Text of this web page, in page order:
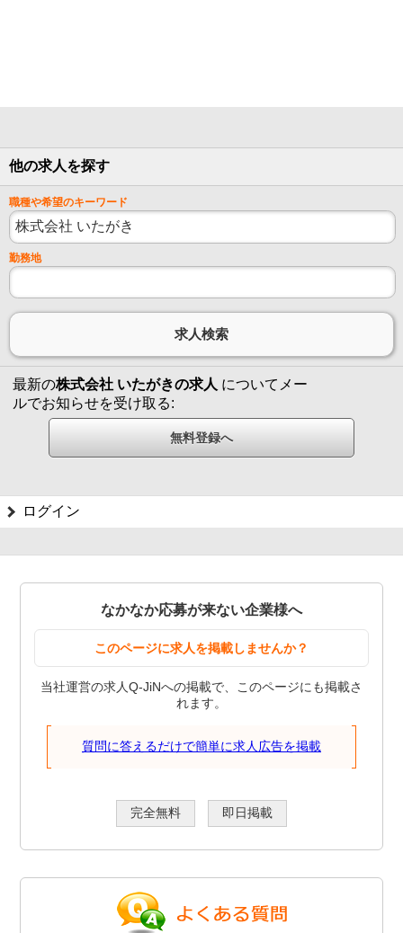
他の求人を探す
職種や希望のキーワード
勤務地
最新の株式会社 いたがきの求人 についてメー
ルでお知らせを受け取る:
ログイン
なかなか応募が来ない企業様へ
このページに求人を掲載しませんか？
当社運営の求人Q-JiNへの掲載で、このページにも掲載さ
れます。
質問に答えるだけで簡単に求人広告を掲載
完全無料 即日掲載